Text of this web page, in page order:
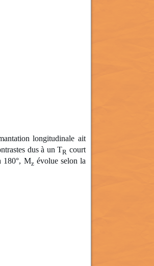
longitudinale ait
dus à un TR court
180°, Mz évolue selon la